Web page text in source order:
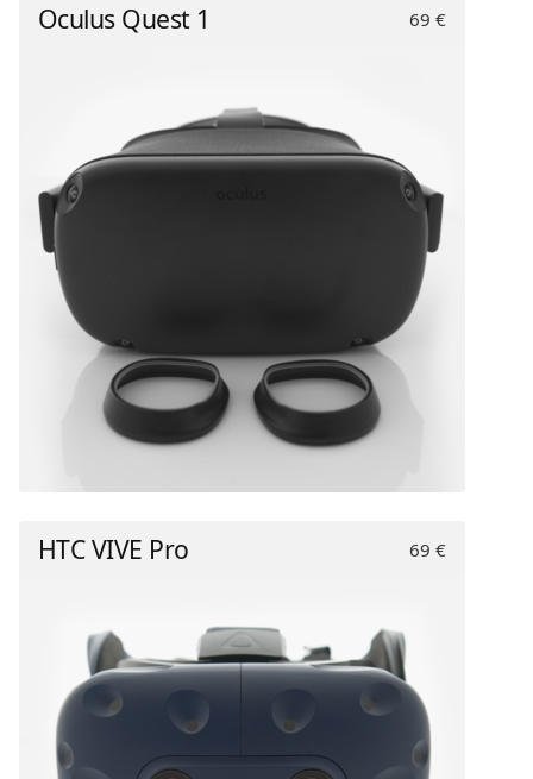
Oculus Quest 1 69 €
HTC VIVE Pro 69 €